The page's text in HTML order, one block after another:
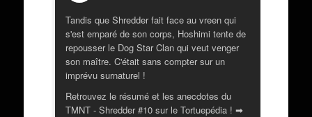
Tandis que Shredder fait face au vreen qui
s'est emparé de son corps, Hoshimi tente de
repousser le Dog Star Clan qui veut venger
son maître. C'était sans compter sur un
imprévu surnaturel !
Retrouvez le résumé et les anecdotes du
TMNT - Shredder #10 sur le Tortuepédia ! ➡